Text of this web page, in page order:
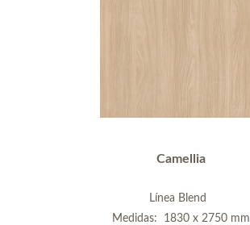
Camellia
Línea Blend
Medidas: 1830 x 2750 mm